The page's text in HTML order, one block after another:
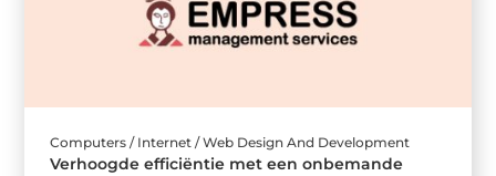
Computers / Internet / Web Design And Development
Verhoogde efficiëntie met een onbemande